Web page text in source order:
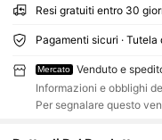
Resi gratuiti entro 30
Pagamenti sicuri ·
Mercato
Venduto e
Informazioni e obblighi
Per segnalare questo